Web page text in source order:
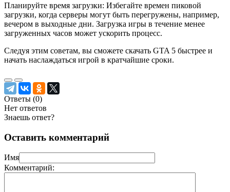
Планируйте время загрузки: Избегайте времен пиковой
загрузки, когда серверы могут быть перегружены, например,
вечером в выходные дни. Загрузка игры в течение менее
загруженных часов может ускорить процесс.
Следуя этим советам, вы сможете скачать GTA 5 быстрее и
начать наслаждаться игрой в кратчайшие сроки.
Ответы (0)
Нет ответов
Знаешь ответ?
Оставить комментарий
Имя
Комментарий: